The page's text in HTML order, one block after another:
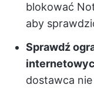
blokować
aby
Sprawdź
dostawca